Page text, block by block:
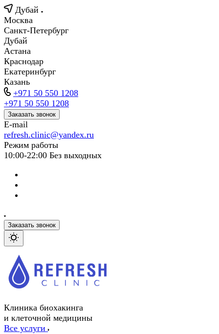
Дубай
Москва
Санкт-Петербург
Дубай
Астана
Краснодар
Екатеринбург
Казань
+971 50 550 1208
+971 50 550 1208
Заказать звонок
E-mail
refresh.clinic@yandex.ru
Режим работы
10:00-22:00 Без выходных
Заказать звонок
Клиника биохакинга
и клеточной медицины
Все услуги